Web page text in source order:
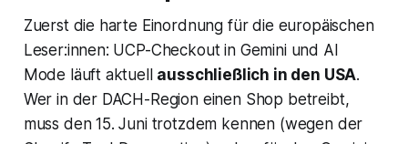
Zuerst die harte Einordnung für die europäischen
Leser:innen: UCP-Checkout in Geminiund AI
Mode läuft aktuell ausschließlich in den USA.
Wer in der DACH-Region einen Shop betreibt,
muss den 15. Juni trotzdem kennen (wegen der